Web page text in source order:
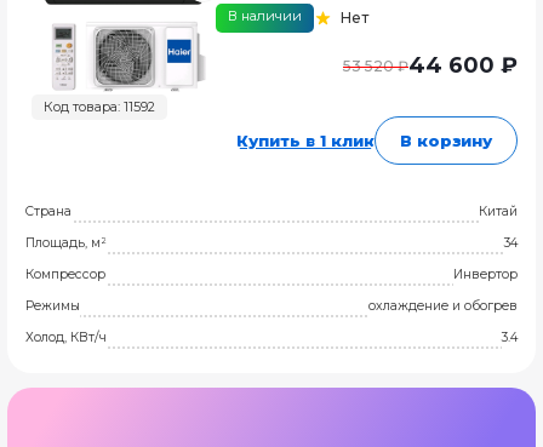
Код товара: 11592
В наличии Нет
53 520 ₽44 600 ₽
Купить в 1 клик В корзину
Страна
Китай
Площадь, м²
34
Компрессор
Инвертор
Режимы
охлаждение и обогрев
Холод, КВт/ч
3.4